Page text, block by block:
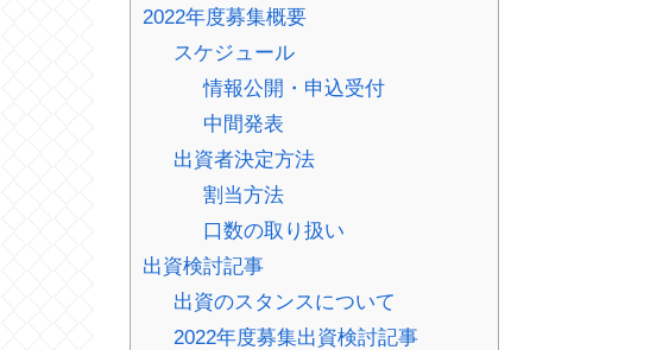
2022年度募集概要
スケジュール
情報公開・申込受付
中間発表
出資者決定方法
割当方法
口数の取り扱い
出資検討記事
出資のスタンスについて
2022年度募集出資検討記事